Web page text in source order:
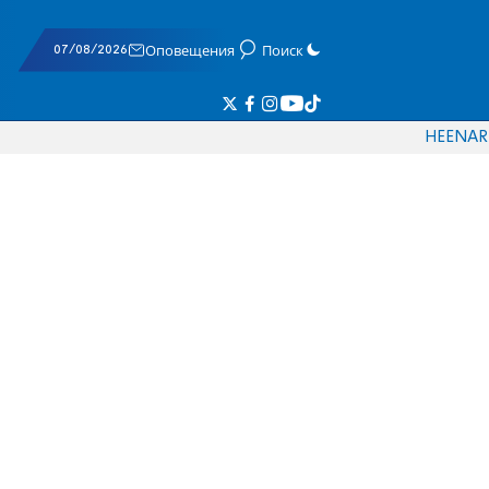
07/08/2026 Оповещения Поиск
HEENAR